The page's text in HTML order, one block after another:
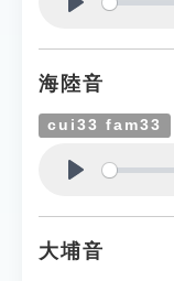
海陸音
cui33 fam33
大埔音